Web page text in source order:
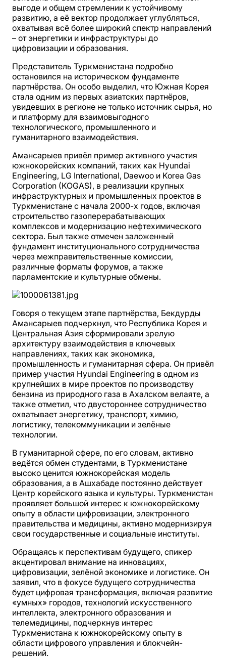
выгоде и общем стремлении к устойчивому
развитию, а её вектор продолжает углубляться,
охватывая всё более широкий спектр направлений
– от энергетики и инфраструктуры до
цифровизации и образования.
Представитель Туркменистана подробно
остановился на историческом фундаменте
партнёрства. Он особо выделил, что Южная Корея
стала одним из первых азиатских партнёров,
увидевших в регионе не только источник сырья, но
и платформу для взаимовыгодного
технологического, промышленного и
гуманитарного взаимодействия.
Амансарыев привёл пример активного участия
южнокорейских компаний, таких как Hyundai
Engineering, LG International, Daewoo и Korea Gas
Corporation (KOGAS), в реализации крупных
инфраструктурных и промышленных проектов в
Туркменистане с начала 2000-х годов, включая
строительство газоперерабатывающих
комплексов и модернизацию нефтехимического
сектора. Был также отмечен заложенный
фундамент институционального сотрудничества
через межправительственные комиссии,
различные форматы форумов, а также
парламентские и культурные обмены.
Говоря о текущем этапе партнёрства, Бекдурды
Амансарыев подчеркнул, что Республика Корея и
Центральная Азия сформировали зрелую
архитектуру взаимодействия в ключевых
направлениях, таких как экономика,
промышленность и гуманитарная сфера. Он привёл
пример участия Hyundai Engineering в одном из
крупнейших в мире проектов по производству
бензина из природного газа в Ахалском велаяте, а
также отметил, что двустороннее сотрудничество
охватывает энергетику, транспорт, химию,
логистику, телекоммуникации и зелёные
технологии.
В гуманитарной сфере, по его словам, активно
ведётся обмен студентами, в Туркменистане
высоко ценится южнокорейская модель
образования, а в Ашхабаде постоянно действует
Центр корейского языка и культуры. Туркменистан
проявляет большой интерес к южнокорейскому
опыту в области цифровизации, электронного
правительства и медицины, активно модернизируя
свои государственные и социальные институты.
Обращаясь к перспективам будущего, спикер
акцентировал внимание на инновациях,
цифровизации, зелёной экономике и логистике. Он
заявил, что в фокусе будущего сотрудничества
будет цифровая трансформация, включая развитие
«умных» городов, технологий искусственного
интеллекта, электронного образования и
телемедицины, подчеркнув интерес
Туркменистана к южнокорейскому опыту в
области цифрового управления и блокчейн-
решений.